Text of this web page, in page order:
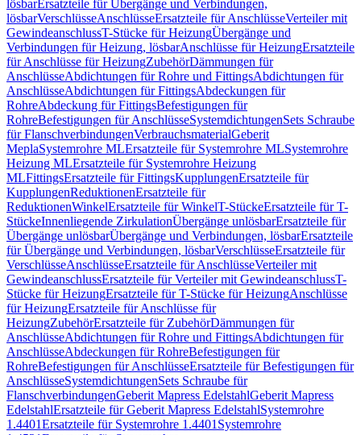
lösbarErsatzteile für Übergänge und Verbindungen,
lösbarVerschlüsseAnschlüsseErsatzteile für AnschlüsseVerteiler mit
GewindeanschlussT-Stücke für HeizungÜbergänge und
Verbindungen für Heizung, lösbarAnschlüsse für HeizungErsatzteile
für Anschlüsse für HeizungZubehörDämmungen für
AnschlüsseAbdichtungen für Rohre und FittingsAbdichtungen für
AnschlüsseAbdichtungen für FittingsAbdeckungen für
RohreAbdeckung für FittingsBefestigungen für
RohreBefestigungen für AnschlüsseSystemdichtungenSets Schraube
für FlanschverbindungenVerbrauchsmaterialGeberit
MeplaSystemrohre MLErsatzteile für Systemrohre MLSystemrohre
Heizung MLErsatzteile für Systemrohre Heizung
MLFittingsErsatzteile für FittingsKupplungenErsatzteile für
KupplungenReduktionenErsatzteile für
ReduktionenWinkelErsatzteile für WinkelT-StückeErsatzteile für T-
StückeInnenliegende ZirkulationÜbergänge unlösbarErsatzteile für
Übergänge unlösbarÜbergänge und Verbindungen, lösbarErsatzteile
für Übergänge und Verbindungen, lösbarVerschlüsseErsatzteile für
VerschlüsseAnschlüsseErsatzteile für AnschlüsseVerteiler mit
GewindeanschlussErsatzteile für Verteiler mit GewindeanschlussT-
Stücke für HeizungErsatzteile für T-Stücke für HeizungAnschlüsse
für HeizungErsatzteile für Anschlüsse für
HeizungZubehörErsatzteile für ZubehörDämmungen für
AnschlüsseAbdichtungen für Rohre und FittingsAbdichtungen für
AnschlüsseAbdeckungen für RohreBefestigungen für
RohreBefestigungen für AnschlüsseErsatzteile für Befestigungen für
AnschlüsseSystemdichtungenSets Schraube für
FlanschverbindungenGeberit Mapress EdelstahlGeberit Mapress
EdelstahlErsatzteile für Geberit Mapress EdelstahlSystemrohre
1.4401Ersatzteile für Systemrohre 1.4401 Systemrohre